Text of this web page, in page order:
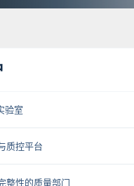
验室
质控平台
整性的质量部门